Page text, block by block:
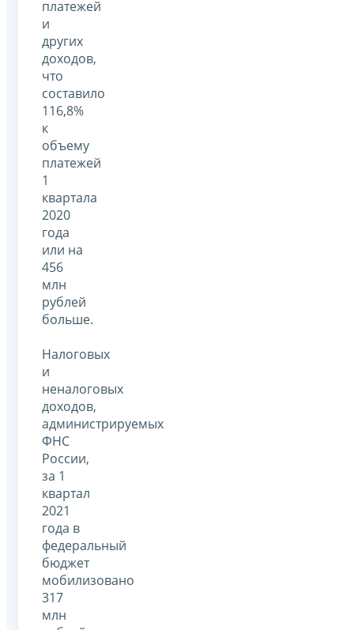
платежей
и
других
доходов,
что
составило
116,8%
к
объему
платежей
1
квартала
2020
года
или на
456
млн
рублей
больше.
Налоговых
и
неналоговых
доходов,
администрируемых
ФНС
России,
за 1
квартал
2021
года в
федеральный
бюджет
мобилизовано
317
млн